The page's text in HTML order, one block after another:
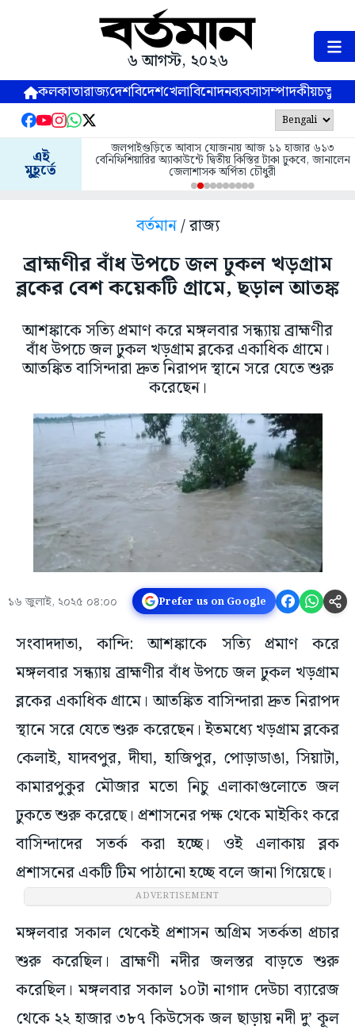
৬ আগস্ট, ২০২৬
কলকাতারাজ্যদেশবিদেশখেলাবিনোদনব্যবসাসম্পাদকীয়
এই
মুহূর্তে
জলপাইগুড়িতে আবাস যোজনায় আজ ১১ হাজার ৬১৩
বেনিফিশিয়ারির অ্যাকাউন্টে দ্বিতীয় কিস্তির টাকা ঢুকবে, জানালেন
জেলাশাসক অর্পিতা চৌধুরী
বর্তমান/ রাজ্য
ব্রাহ্মণীর বাঁধ উপচে জল ঢুকল খড়গ্রাম
ব্লকের বেশ কয়েকটি গ্রামে, ছড়াল আতঙ্ক
আশঙ্কাকে সত্যি প্রমাণ করে মঙ্গলবার সন্ধ্যায় ব্রাহ্মণীর
বাঁধ উপচে জল ঢুকল খড়গ্রাম ব্লকের একাধিক গ্রামে।
আতঙ্কিত বাসিন্দারা দ্রুত নিরাপদ স্থানে সরে যেতে শুরু
করেছেন।
১৬ জুলাই, ২০২৫ ০৪:০০ Prefer us on Google
সংবাদদাতা, কান্দি: আশঙ্কাকে সত্যি প্রমাণ করে
মঙ্গলবার সন্ধ্যায় ব্রাহ্মণীর বাঁধ উপচে জল ঢুকল খড়গ্রাম
ব্লকের একাধিক গ্রামে। আতঙ্কিত বাসিন্দারা দ্রুত নিরাপদ
স্থানে সরে যেতে শুরু করেছেন। ইতমধ্যে খড়গ্রাম ব্লকের
কেলাই, যাদবপুর, দীঘা, হাজিপুর, পোড়াডাঙা, সিয়াটা,
কামারপুকুর মৌজার মতো নিচু এলাকাগুলোতে জল
ঢুকতে শুরু করেছে। প্রশাসনের পক্ষ থেকে মাইকিং করে
বাসিন্দাদের সতর্ক করা হচ্ছে। ওই এলাকায় ব্লক
প্রশাসনের একটি টিম পাঠানো হচ্ছে বলে জানা গিয়েছে।
ADVERTISEMENT
মঙ্গলবার সকাল থেকেই প্রশাসন অগ্রিম সতর্কতা প্রচার
শুরু করেছিল। ব্রাহ্মণী নদীর জলস্তর বাড়তে শুরু
করেছিল। মঙ্গলবার সকাল ১০টা নাগাদ দেউচা ব্যারেজ
থেকে ২২ হাজার ৩৮৭ কিউসেক জল ছাড়ায় নদী দু’ কূল